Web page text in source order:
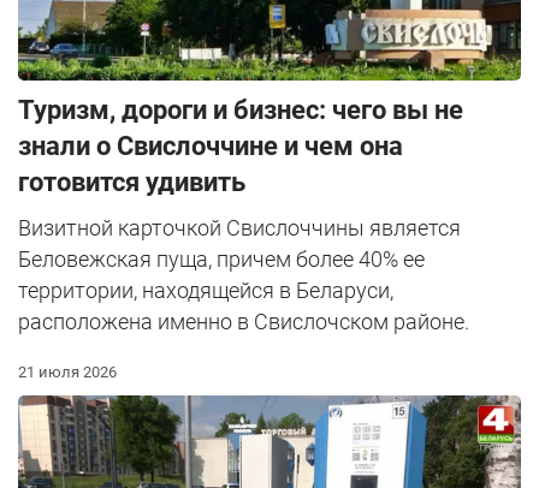
Туризм, дороги и бизнес: чего вы не
знали о Свислоччине и чем она
готовится удивить
Визитной карточкой Свислоччины является
Беловежская пуща, причем более 40% ее
территории, находящейся в Беларуси,
расположена именно в Свислочском районе.
21 июля 2026